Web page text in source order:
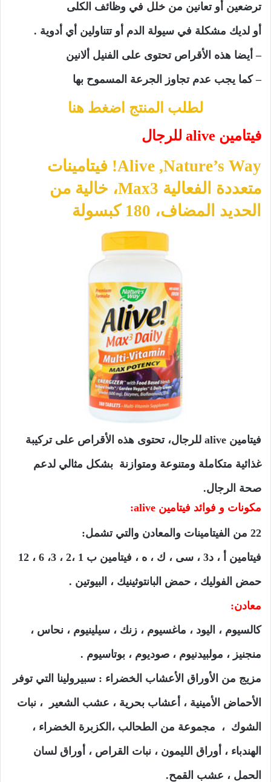
ترضعين أو تعانين من خلل في وظائف الكلى
أو لديك مشكلة في سيولة الدم أو تتناولين أي أدوية .
– أيضا هذه الأقراص تحتوى على الفنيل ألانين
– كما يجب عدم تجاوز الجرعة المسموح بها
لطلب المنتج اضغط هنا
فيتامين alive للرجال
Nature’s Way‏, Alive! فيتامينات
متعددة الفعالية Max3، خالية من
الحديد المضاف، 180 كبسولة
فيتامين alive للرجال،
تحتوى هذه الأقراص على تركيبة
غذائية متكاملة ومتنوعة ومتوازنة بشكل مثالي لدعم
صحة الرجال.
مكونات و فوائد فيتامين alive:
22 من الفيتامينات والمعادن والتي تشمل:
فيتامين أ ، د3 ، سى ، ك ، ه ، فيتامين ب 1 ،2 ، 3، 6 ، 12
حمض الفوليك ، حمض البانتوثينيك ، البيوتين .
معادن:
كالسيوم ، اليود ، ماغسيوم ، زنك ، سيلينيوم ، نحاس ،
منجنيز ، مولبيدنيوم ، صوديوم ، بوتاسيوم .
مزيج من الأوراق الأعشاب الخضراء : سبيرولينا التي توفر
الأحماض الأمينية ، أعشاب بحرية ، عشب الشعير ، نبات
الشوك ، مجموعة من الطحالب ،الكزبرة الخضراء ،
الهندباء ، أوراق الليمون ، نبات القراص ، أوراق لسان
الحمل ، عشب القمح.